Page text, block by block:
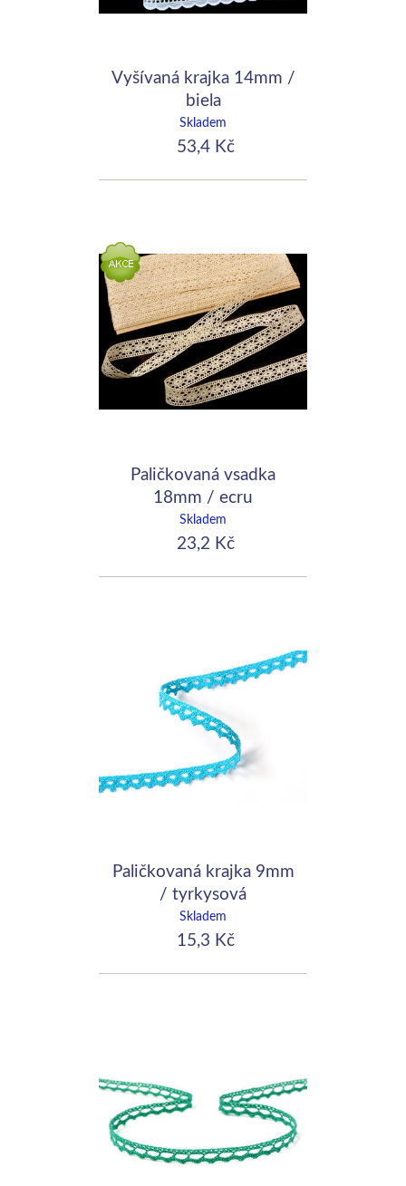
Vyšívaná krajka 14mm /
biela
Skladem
53,4 Kč
Paličkovaná vsadka
18mm / ecru
Skladem
23,2 Kč
Paličkovaná krajka 9mm
/ tyrkysová
Skladem
15,3 Kč